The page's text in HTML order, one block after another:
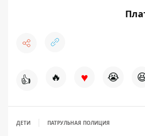
👍 🔥 ♥ 😭
ДЕТИ ПАТРУЛЬНАЯ ПОЛИЦИЯ